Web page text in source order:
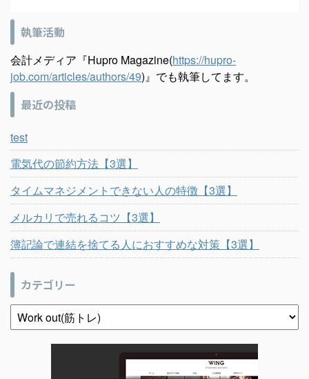
執筆活動
会計メディア『Hupro Magazine(https://hupro-
job.com/articles/authors/49)』でも執筆してます。
最近の投稿
test
電気代の節約方法【3選】
タイムマネジメントできない人の特徴【3選】
メルカリで売れるコツ【3選】
簿記論で連結を捨てる人におすすめな対策【3選】
カテゴリー